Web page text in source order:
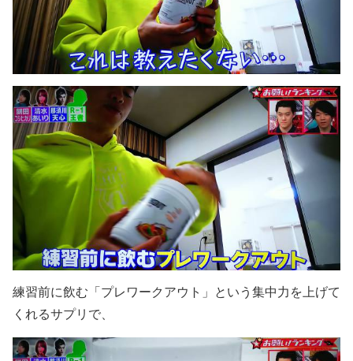
練習前に飲む「プレワークアウト」という集中力を上げて
くれるサプリで、